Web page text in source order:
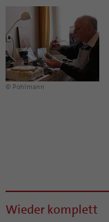
© Pohlmann
Wieder komplett